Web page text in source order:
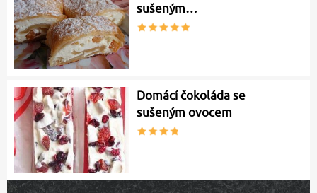
sušeným…
Domácí čokoláda se
sušeným ovocem